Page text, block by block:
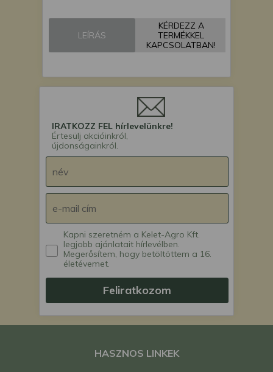
LEÍRÁS
KÉRDEZZ A
TERMÉKKEL
KAPCSOLATBAN!
IRATKOZZ FEL hírlevelünkre!
Értesülj akcióinkról,
újdonságainkról.
Kapni szeretném a Kelet-Agro Kft.
legjobb ajánlatait hírlevélben.
Megerősítem, hogy betöltöttem a 16.
életévemet.
Feliratkozom
HASZNOS LINKEK
a weboldalra érvényesek. Erre a
webhelyre visszatérve vagy az
adatvédelmi szabályzatunk segítségével